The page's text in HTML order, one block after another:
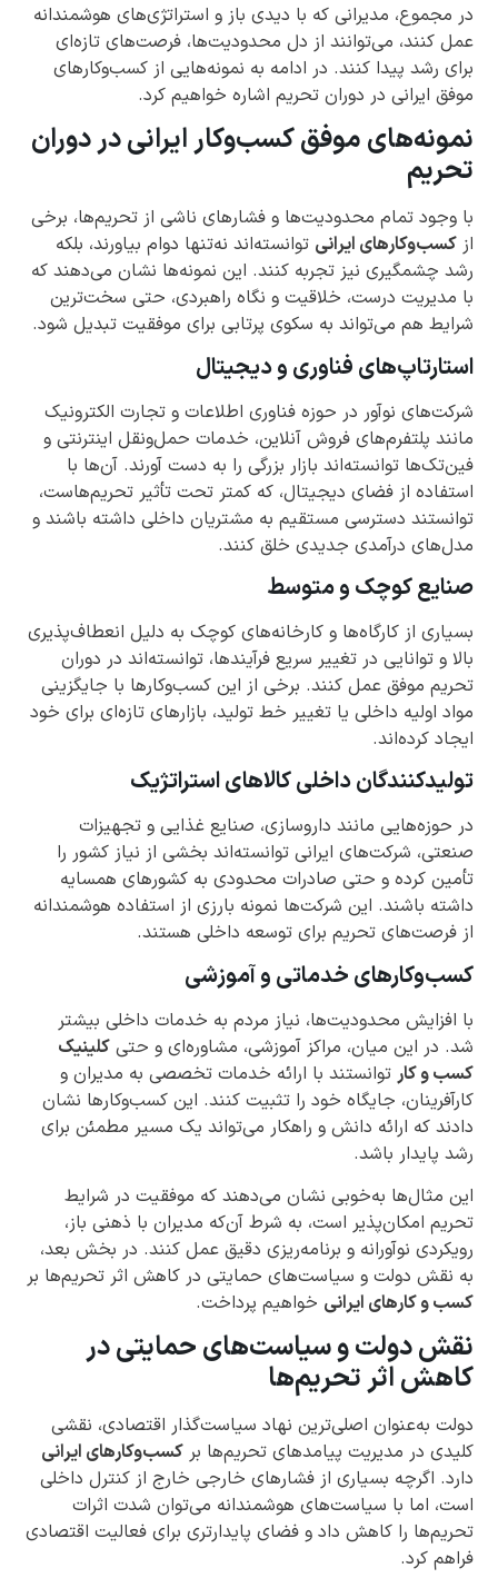
در مجموع، مدیرانی که با دیدی باز و استراتژی‌های هوشمندانه
عمل کنند، می‌توانند از دل محدودیت‌ها، فرصت‌های تازه‌ای
برای رشد پیدا کنند. در ادامه به نمونه‌هایی از کسب‌وکارهای
موفق ایرانی در دوران تحریم اشاره خواهیم کرد.
نمونه‌های موفق کسب‌وکار ایرانی در دوران
تحریم
با وجود تمام محدودیت‌ها و فشارهای ناشی از تحریم‌ها، برخی
از کسب‌وکارهای ایرانی توانسته‌اند نه‌تنها دوام بیاورند، بلکه
رشد چشمگیری نیز تجربه کنند. این نمونه‌ها نشان می‌دهند که
با مدیریت درست، خلاقیت و نگاه راهبردی، حتی سخت‌ترین
شرایط هم می‌تواند به سکوی پرتابی برای موفقیت تبدیل شود.
استارتاپ‌های فناوری و دیجیتال
شرکت‌های نوآور در حوزه فناوری اطلاعات و تجارت الکترونیک
مانند پلتفرم‌های فروش آنلاین، خدمات حمل‌ونقل اینترنتی و
فین‌تک‌ها توانسته‌اند بازار بزرگی را به دست آورند. آن‌ها با
استفاده از فضای دیجیتال، که کمتر تحت تأثیر تحریم‌هاست،
توانستند دسترسی مستقیم به مشتریان داخلی داشته باشند و
مدل‌های درآمدی جدیدی خلق کنند.
صنایع کوچک و متوسط
بسیاری از کارگاه‌ها و کارخانه‌های کوچک به دلیل انعطاف‌پذیری
بالا و توانایی در تغییر سریع فرآیندها، توانسته‌اند در دوران
تحریم موفق عمل کنند. برخی از این کسب‌وکارها با جایگزینی
مواد اولیه داخلی یا تغییر خط تولید، بازارهای تازه‌ای برای خود
ایجاد کرده‌اند.
تولیدکنندگان داخلی کالاهای استراتژیک
در حوزه‌هایی مانند داروسازی، صنایع غذایی و تجهیزات
صنعتی، شرکت‌های ایرانی توانسته‌اند بخشی از نیاز کشور را
تأمین کرده و حتی صادرات محدودی به کشورهای همسایه
داشته باشند. این شرکت‌ها نمونه بارزی از استفاده هوشمندانه
از فرصت‌های تحریم برای توسعه داخلی هستند.
کسب‌وکارهای خدماتی و آموزشی
با افزایش محدودیت‌ها، نیاز مردم به خدمات داخلی بیشتر
شد. در این میان، مراکز آموزشی، مشاوره‌ای و حتی کلینیک
کسب و کار توانستند با ارائه خدمات تخصصی به مدیران و
کارآفرینان، جایگاه خود را تثبیت کنند. این کسب‌وکارها نشان
دادند که ارائه دانش و راهکار می‌تواند یک مسیر مطمئن برای
رشد پایدار باشد.
این مثال‌ها به‌خوبی نشان می‌دهند که موفقیت در شرایط
تحریم امکان‌پذیر است، به شرط آن‌که مدیران با ذهنی باز،
رویکردی نوآورانه و برنامه‌ریزی دقیق عمل کنند. در بخش بعد،
به نقش دولت و سیاست‌های حمایتی در کاهش اثر تحریم‌ها بر
کسب و کارهای ایرانی خواهیم پرداخت.
نقش دولت و سیاست‌های حمایتی در
کاهش اثر تحریم‌ها
دولت به‌عنوان اصلی‌ترین نهاد سیاست‌گذار اقتصادی، نقشی
کلیدی در مدیریت پیامدهای تحریم‌ها بر کسب‌وکارهای ایرانی
دارد. اگرچه بسیاری از فشارهای خارجی خارج از کنترل داخلی
است، اما با سیاست‌های هوشمندانه می‌توان شدت اثرات
تحریم‌ها را کاهش داد و فضای پایدارتری برای فعالیت اقتصادی
فراهم کرد.